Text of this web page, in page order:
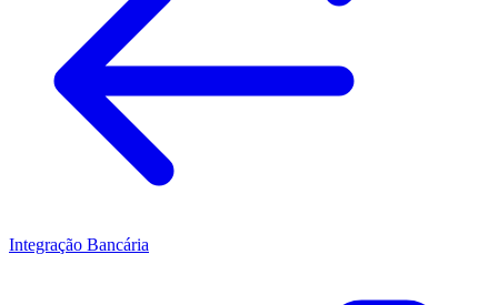
Integração Bancária